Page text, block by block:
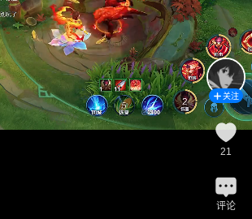
关注
21
评论